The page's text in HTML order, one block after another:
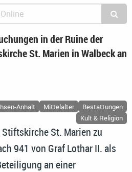
in der Ruine der
St. Marien in Walbeck an
Anhalt Mittelalter
Bestattungen
Kult & Religion
St. Marien zu
941 von Graf Lothar II. als
an einer